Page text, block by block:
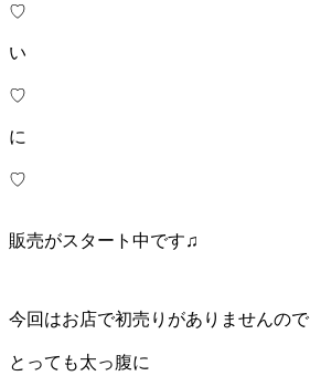
♡
い
♡
に
♡
販売がスタート中です♫
今回はお店で初売りがありませんので
とっても太っ腹に